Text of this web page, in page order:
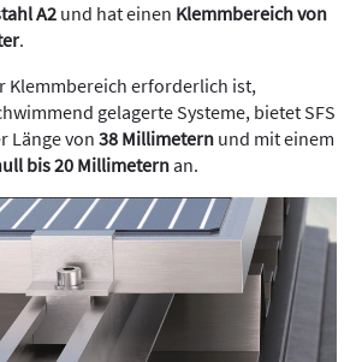
A2 und hat einen Klemmbereich von
.
Klemmbereich erforderlich ist,
gelagerte Systeme, bietet SFS
Länge von 38 Millimetern und mit einem
bis 20 Millimeternan.